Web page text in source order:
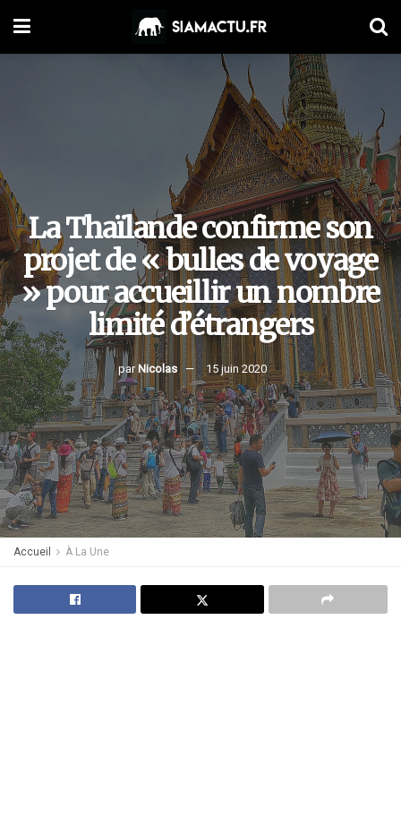
La Thaïlande confirme son
projet de « bulles de voyage
» pour accueillir un nombre
limité d’étrangers
par Nicolas 15 juin 2020
Accueil À La Une